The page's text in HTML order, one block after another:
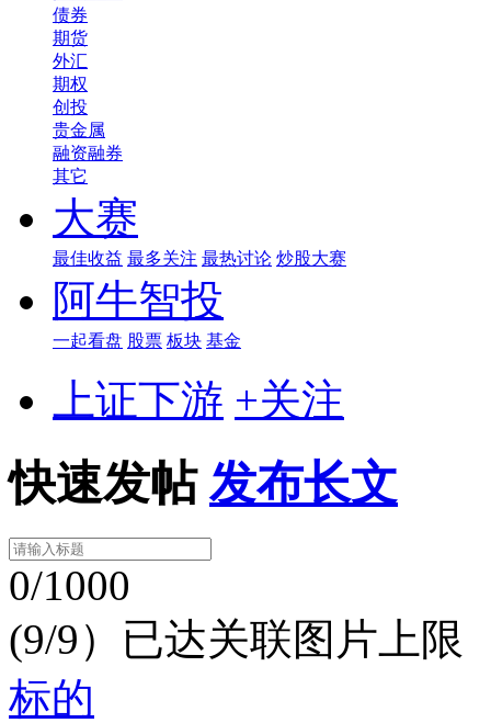
债券
期货
外汇
期权
创投
贵金属
融资融券
其它
大赛
最佳收益 最多关注 最热讨论 炒股大赛
阿牛智投
一起看盘 股票 板块 基金
上证下游 +关注
快速发帖 发布长文
0/1000
(9/9）已达关联图片上限
标的